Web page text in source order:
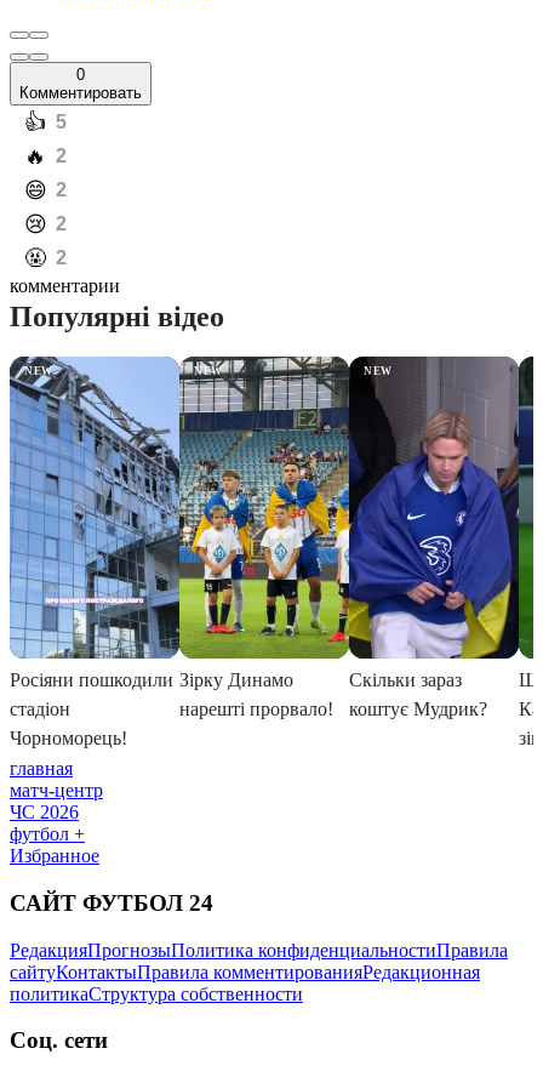
0
Комментировать
️👍 5
️🔥 2
️😄 2
️😢 2
️🤬 2
комментарии
главная
матч-центр
ЧС 2026
футбол +
Избранное
САЙТ ФУТБОЛ 24
РедакцияПрогнозыПолитика конфиденциальностиПравила
сайтуКонтактыПравила комментированияРедакционная
политикаСтруктура собственности
Соц. сети